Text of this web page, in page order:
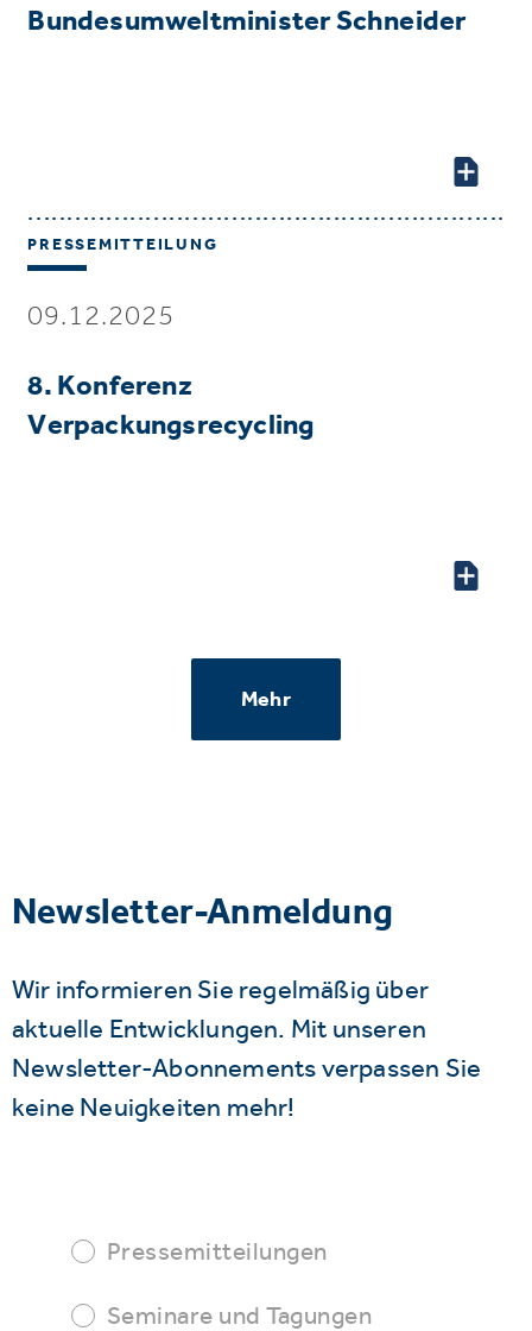
Bundesumweltminister Schneider
PRESSEMITTEILUNG
09.12.2025
8. Konferenz
Verpackungsrecycling
Mehr
Newsletter-Anmeldung
Wir informieren Sie regelmäßig über
aktuelle Entwicklungen. Mit unseren
Newsletter-Abonnements verpassen Sie
keine Neuigkeiten mehr!
Pressemitteilungen
Seminare und Tagungen